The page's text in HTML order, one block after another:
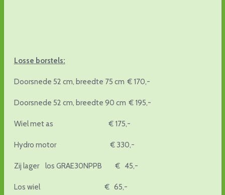
Losse borstels:
Doorsnede 52 cm, breedte 75 cm € 170,-
Doorsnede 52 cm, breedte 90 cm € 195,-
Wiel met as € 175,-
Hydro motor € 330,-
Zij lager los GRAE30NPPB € 45,-
Los wiel € 65,-